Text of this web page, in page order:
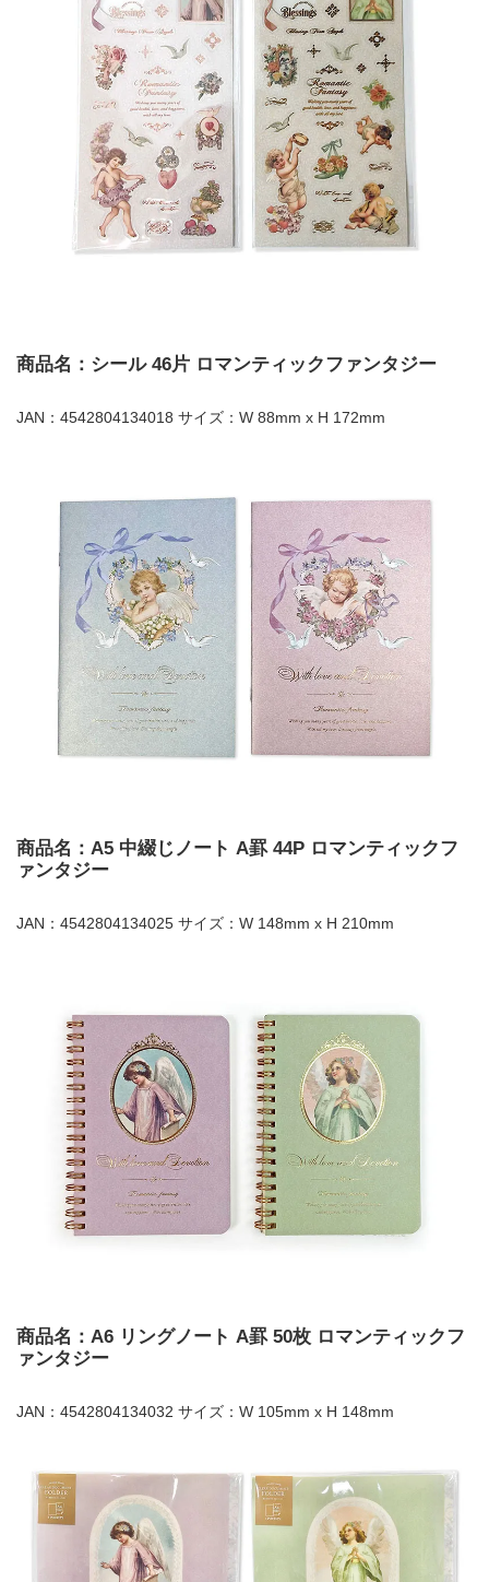
商品名：シール 46片 ロマンティックファンタジー
JAN：4542804134018 サイズ：W 88mm x H 172mm
商品名：A5 中綴じノート A罫 44P ロマンティックフ
ァンタジー
JAN：4542804134025 サイズ：W 148mm x H 210mm
商品名：A6 リングノート A罫 50枚 ロマンティックフ
ァンタジー
JAN：4542804134032 サイズ：W 105mm x H 148mm